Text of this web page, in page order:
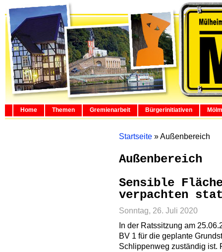
Home Themen Gremienarbeit Bürgerinitiativen
Startseite »Außenbereich
Außenbereich
Sensible
verpachten
Sonntag, 26. Juli 2020
In der Ratssitzung am
BV 1 für die geplante
Schlippenweg zuständig ist.